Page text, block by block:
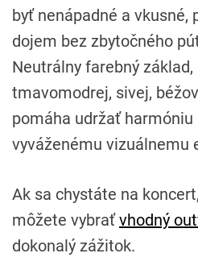
byť nenápadné a vkusné,
dojem bez zbytočného
Neutrálny farebný
tmavomodrej, sivej,
pomáha udržať harmóniu
vyváženému vizuálnemu
Ak sa chystáte na
môžete vybraťvhodný
dokonalý zážitok.